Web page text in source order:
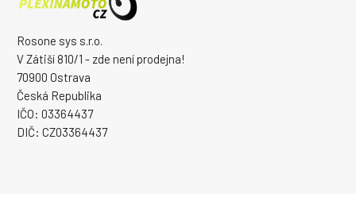
Rosone sys s.r.o.
V Zátiší 810/1 - zde není prodejna!
70900 Ostrava
Česká Republika
IČO: 03364437
DIČ: CZ03364437